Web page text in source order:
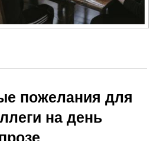
пожелания для
на день